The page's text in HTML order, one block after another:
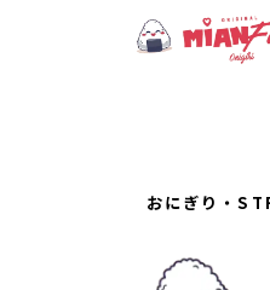
おにぎり・